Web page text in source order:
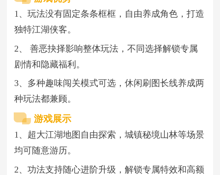
1、玩法没有固定条条框框，自由养成角色，打造
独特江湖侠客。
2、 善恶抉择影响整体玩法，不同选择解锁专属
剧情和隐藏福利。
3、多种趣味闯关模式可选，休闲刷图长线养成两
种玩法都兼顾。
游戏展示
1、超大江湖地图自由探索，城镇秘境山林等场景
均可随意游历。
2、功法支持随心进阶升级，解锁专属特效和高额